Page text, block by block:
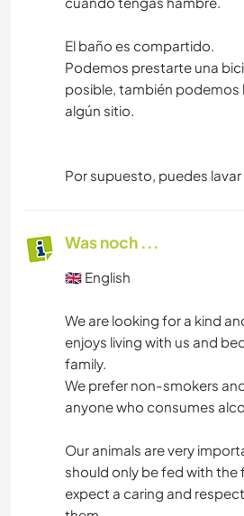
El baño es compartido.
Podemos prestarte una
posible, también podemos
algún sitio.
Por supuesto, puedes
Was noch ...
🇬🇧 English
We are looking for a kind
enjoys living with us and
family.
We prefer non-smokers
anyone who consumes
Our animals are very
should only be fed with the
expect a caring and